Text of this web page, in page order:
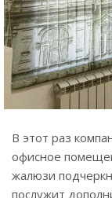
В этот раз
офисное
жалюзи
послужит